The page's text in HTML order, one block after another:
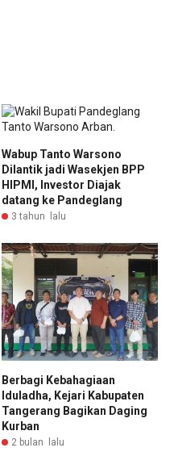
Wabup Tanto Warsono
Dilantik jadi Wasekjen BPP
HIPMI, Investor Diajak
datang ke Pandeglang
3 tahun lalu
Berbagi Kebahagiaan
Iduladha, Kejari Kabupaten
Tangerang Bagikan Daging
Kurban
2 bulan lalu